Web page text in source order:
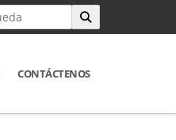
CONTÁCTENOS